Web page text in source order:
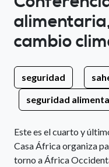
cambio
seguridad
seguridad
Este es el cuarto y
Casa África organiza
torno a África